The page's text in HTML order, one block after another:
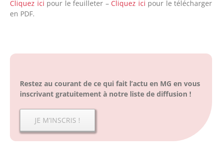
Cliquez ici pour le feuilleter – Cliquez ici pour le télécharger
en PDF.
Restez au courant de ce qui fait l’actu en MG en vous
inscrivant gratuitement à notre liste de diffusion !
JE M’INSCRIS !